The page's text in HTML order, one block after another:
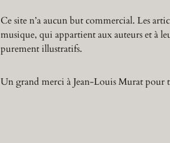
Ce site n’a aucun but commercial. Les
musique, qui appartient aux auteurs et à
purement illustratifs.
Un grand merci à Jean-Louis Murat pour